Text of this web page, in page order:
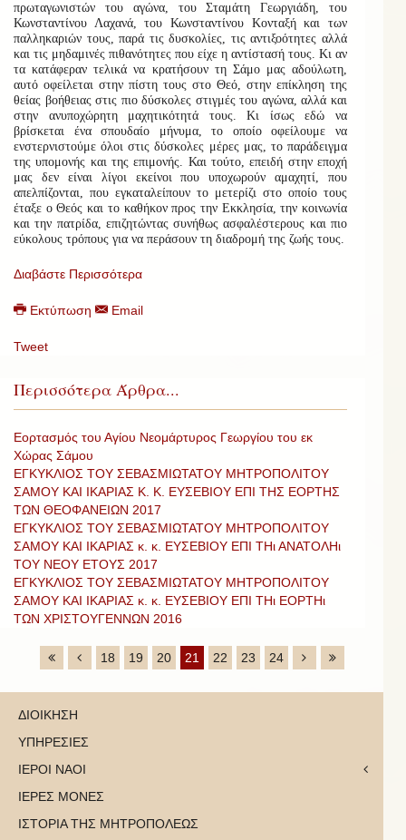
πρωταγωνιστών του αγώνα, του Σταμάτη Γεωργιάδη, του
Κωνσταντίνου Λαχανά, του Κωνσταντίνου Κονταξή και των
παλληκαριών τους, παρά τις δυσκολίες, τις αντιξοότητες αλλά
και τις μηδαμινές πιθανότητες που είχε η αντίστασή τους. Κι αν
τα κατάφεραν τελικά να κρατήσουν τη Σάμο μας αδούλωτη,
αυτό οφείλεται στην πίστη τους στο Θεό, στην επίκληση της
θείας βοήθειας στις πιο δύσκολες στιγμές του αγώνα, αλλά και
στην ανυποχώρητη μαχητικότητά τους. Κι ίσως εδώ να
βρίσκεται ένα σπουδαίο μήνυμα, το οποίο οφείλουμε να
ενστερνιστούμε όλοι στις δύσκολες μέρες μας, το παράδειγμα
της υπομονής και της επιμονής. Και τούτο, επειδή στην εποχή
μας δεν είναι λίγοι εκείνοι που υποχωρούν αμαχητί, που
απελπίζονται, που εγκαταλείπουν το μετερίζι στο οποίο τους
έταξε ο Θεός και το καθήκον προς την Εκκλησία, την κοινωνία
και την πατρίδα, επιζητώντας συνήθως ασφαλέστερους και πιο
εύκολους τρόπους για να περάσουν τη διαδρομή της ζωής τους.
Διαβάστε Περισσότερα
Εκτύπωση Email
Tweet
Περισσότερα Άρθρα...
Εορτασμός του Αγίου Νεομάρτυρος Γεωργίου του εκ
Χώρας Σάμου
ΕΓΚΥΚΛΙΟΣ ΤΟΥ ΣΕΒΑΣΜΙΩΤΑΤΟΥ ΜΗΤΡΟΠΟΛΙΤΟΥ
ΣΑΜΟΥ ΚΑΙ ΙΚΑΡΙΑΣ Κ. Κ. ΕΥΣΕΒΙΟΥ ΕΠΙ ΤΗΣ ΕΟΡΤΗΣ
ΤΩΝ ΘΕΟΦΑΝΕΙΩΝ 2017
ΕΓΚΥΚΛΙΟΣ ΤΟΥ ΣΕΒΑΣΜΙΩΤΑΤΟΥ ΜΗΤΡΟΠΟΛΙΤΟΥ
ΣΑΜΟΥ ΚΑΙ ΙΚΑΡΙΑΣ κ. κ. ΕΥΣΕΒΙΟΥ ΕΠΙ ΤΗι ΑΝΑΤΟΛΗι
ΤΟΥ ΝΕΟΥ ΕΤΟΥΣ 2017
ΕΓΚΥΚΛΙΟΣ ΤΟΥ ΣΕΒΑΣΜΙΩΤΑΤΟΥ ΜΗΤΡΟΠΟΛΙΤΟΥ
ΣΑΜΟΥ ΚΑΙ ΙΚΑΡΙΑΣ κ. κ. ΕΥΣΕΒΙΟΥ ΕΠΙ ΤΗι ΕΟΡΤΗι
ΤΩΝ ΧΡΙΣΤΟΥΓΕΝΝΩΝ 2016
18 19 20 21 22 23 24
ΔΙΟΙΚΗΣΗ
ΥΠΗΡΕΣΙΕΣ
ΙΕΡΟΙ ΝΑΟΙ
ΙΕΡΕΣ ΜΟΝΕΣ
ΙΣΤΟΡΙΑ ΤΗΣ ΜΗΤΡΟΠΟΛΕΩΣ